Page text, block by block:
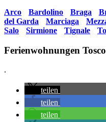
Arco
Bardolino Braga
del Garda
Marciaga
Salo
Sirmione Tignale
Ferienwohnungen
.
teilen
teilen
teilen